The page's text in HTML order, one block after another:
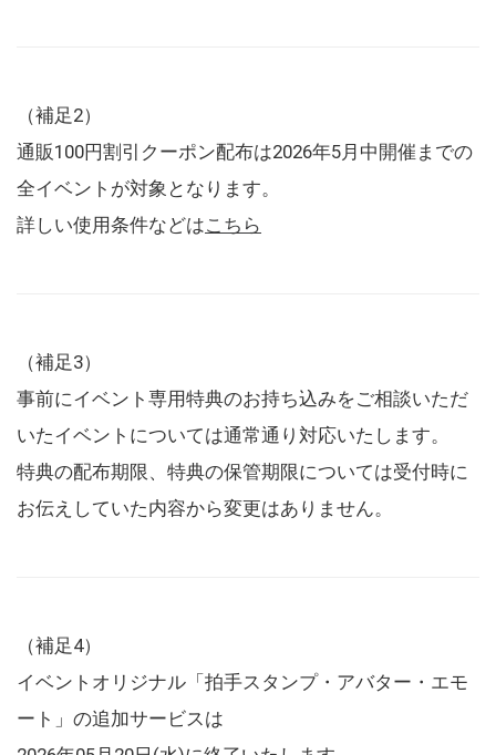
（補足2）
通販100円割引クーポン配布は2026年5月中開催までの
全イベントが対象となります。
詳しい使用条件などはこちら
（補足3）
事前にイベント専用特典のお持ち込みをご相談いただ
いたイベントについては通常通り対応いたします。
特典の配布期限、特典の保管期限については受付時に
お伝えしていた内容から変更はありません。
（補足4）
イベントオリジナル「拍手スタンプ・アバター・エモ
ート」の追加サービスは